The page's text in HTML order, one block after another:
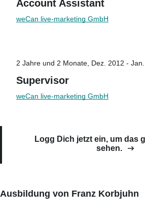
Account Assistant
weCan live-marketing GmbH
2 Jahre und 2 Monate, Dez. 2012 -
Supervisor
weCan live-marketing GmbH
Logg Dich jetzt ein, um das
sehen.
Ausbildung von Franz Korbjuhn